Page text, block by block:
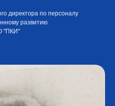
директора по персоналу
развитию
"ПКИ"